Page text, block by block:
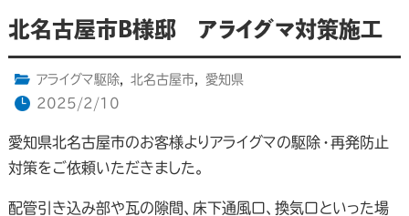
北名古屋市B様邸 アライグマ対策施工
アライグマ駆除, 北名古屋市,
愛知県
2025/2/10
愛知県北名古屋市のお客様よりアライグマの駆除・再発防止
対策をご依頼いただきました。
配管引き込み部や瓦の隙間、床下通風口、換気口といった場